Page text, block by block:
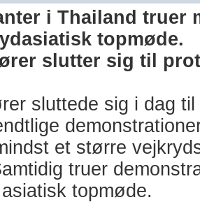
i Thailand truer
topmøde.
slutter sig til
sluttede sig i dag
et større
truer
topmøde.